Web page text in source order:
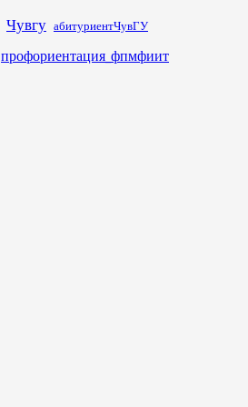
Чувгу абитуриентЧувГУ
профориентация_фпмфиит